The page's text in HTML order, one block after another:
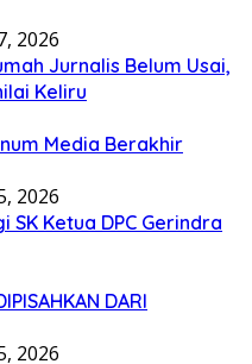
2026
Jurnalis Belum Usai,
Keliru
Media Berakhir
2026
Ketua DPC Gerindra
DARI
2026